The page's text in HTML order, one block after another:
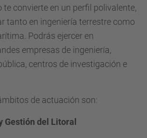
te convierte en un perfil polivalente,
tanto en ingeniería terrestre como
Podrás ejercer en
empresas de ingeniería,
centros de investigación e
de actuación son:
Gestión del Litoral